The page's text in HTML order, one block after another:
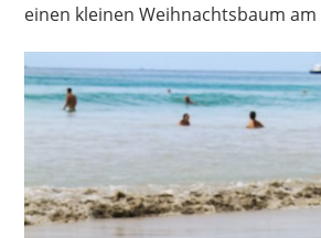
einen kleinen Weihnachtsbaum am